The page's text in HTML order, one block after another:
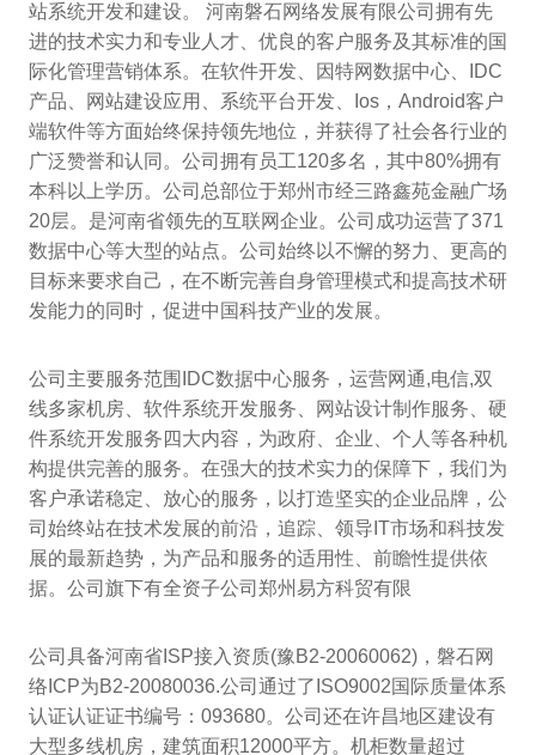
站系统开发和建设。 河南磐石网络发展有限公司拥有先
进的技术实力和专业人才、优良的客户服务及其标准的国
际化管理营销体系。在软件开发、因特网数据中心、IDC
产品、网站建设应用、系统平台开发、Ios，Android客户
端软件等方面始终保持领先地位，并获得了社会各行业的
广泛赞誉和认同。公司拥有员工120多名，其中80%拥有
本科以上学历。公司总部位于郑州市经三路鑫苑金融广场
20层。是河南省领先的互联网企业。公司成功运营了371
数据中心等大型的站点。公司始终以不懈的努力、更高的
目标来要求自己，在不断完善自身管理模式和提高技术研
发能力的同时，促进中国科技产业的发展。
公司主要服务范围IDC数据中心服务，运营网通,电信,双
线多家机房、软件系统开发服务、网站设计制作服务、硬
件系统开发服务四大内容，为政府、企业、个人等各种机
构提供完善的服务。在强大的技术实力的保障下，我们为
客户承诺稳定、放心的服务，以打造坚实的企业品牌，公
司始终站在技术发展的前沿，追踪、领导IT市场和科技发
展的最新趋势，为产品和服务的适用性、前瞻性提供依
据。公司旗下有全资子公司郑州易方科贸有限
公司具备河南省ISP接入资质(豫B2-20060062)，磐石网
络ICP为B2-20080036.公司通过了ISO9002国际质量体系
认证认证证书编号：093680。公司还在许昌地区建设有
大型多线机房，建筑面积12000平方。机柜数量超过